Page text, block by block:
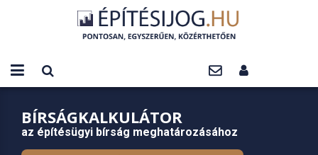
BÍRSÁGKALKULÁTOR
az építésügyi bírság meghatározásához